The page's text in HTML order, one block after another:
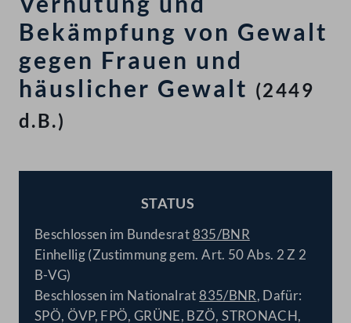
Bekämpfung von Gewalt
gegen Frauen und
häuslicher Gewalt (2449
d.B.)
STATUS
Beschlossen im Bundesrat835/BNR
Einhellig (Zustimmung gem. Art. 50 Abs. 2 Z 2
B-VG)
Beschlossen im Nationalrat835/BNR, Dafür:
SPÖ, ÖVP, FPÖ, GRÜNE, BZÖ, STRONACH,